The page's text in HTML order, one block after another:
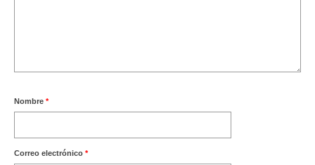
Nombre *
Correo electrónico *